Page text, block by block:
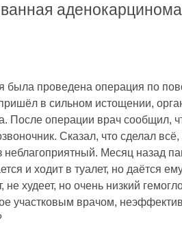
была проведена операция по
в сильном истощении,
После операции врач сообщил,
Сказал, что сделал всё,
неблагоприятный. Месяц назад
и ходит в туалет, но даётся
худеет, но очень низкий
участковым врачом,